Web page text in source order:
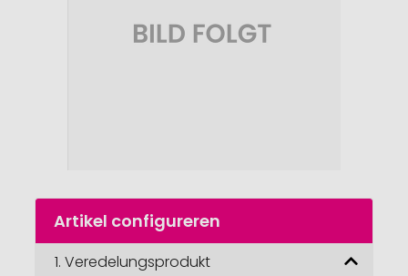
Naar
begin
Artikel configureren
1. Veredelungsprodukt